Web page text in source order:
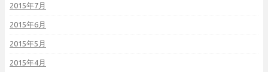
2015年7月
2015年6月
2015年5月
2015年4月